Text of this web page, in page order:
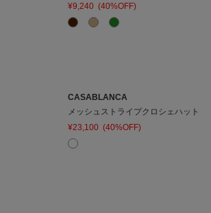
¥9,240 (40%OFF)
CASABLANCA
メッシュストライプクロシェハット
¥23,100 (40%OFF)